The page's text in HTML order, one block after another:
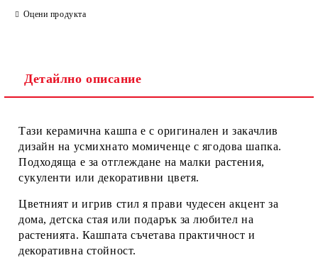
Оцени продукта
Детайлно описание
Тази керамична кашпа е с оригинален и закачлив
дизайн на усмихнато момиченце с ягодова шапка.
Подходяща е за отглеждане на малки растения,
сукуленти или декоративни цветя.
Цветният и игрив стил я прави чудесен акцент за
дома, детска стая или подарък за любител на
растенията. Кашпата съчетава практичност и
декоративна стойност.